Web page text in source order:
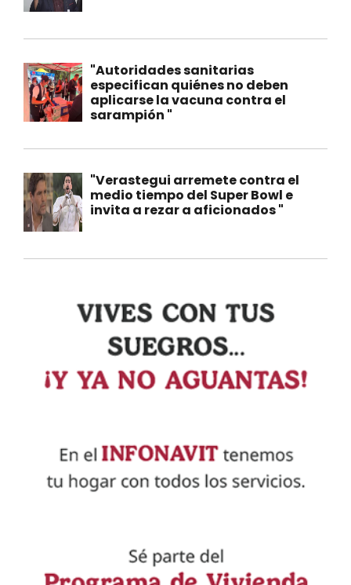
"Autoridades sanitarias
especifican quiénes no deben
aplicarse la vacuna contra el
sarampión "
"Verastegui arremete contra el
medio tiempo del Super Bowl e
invita a rezar a aficionados "